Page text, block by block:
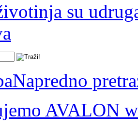
su
Napredno
AVALON